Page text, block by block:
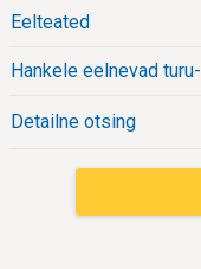
Eelteated
Hankele eelnevad
Detailne otsing